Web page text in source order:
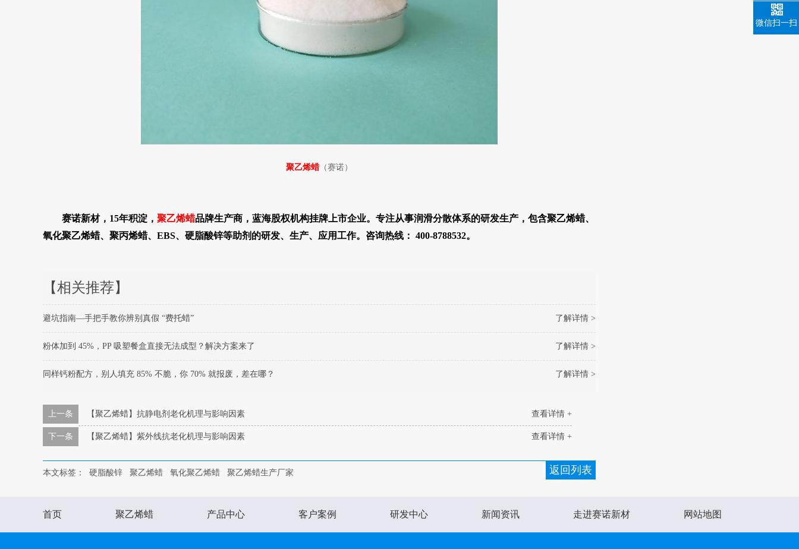
聚乙烯蜡（赛诺）
赛诺新材，15年积淀， 聚乙烯蜡品牌生产商，蓝海股权机构挂牌上市企业。专注从事润滑分散体系的研发生产，包含聚乙烯蜡、
氧化聚乙烯蜡、聚丙烯蜡、EBS、硬脂酸锌等助剂的研发、生产、应用工作。咨询热线： 400-8788532。
【相关推荐】
了解详情 >
避坑指南—手把手教你辨别真假 “费托蜡”
了解详情 >
粉体加到 45%，PP 吸塑餐盒直接无法成型？解决方案来了
了解详情 >
同样钙粉配方，别人填充 85% 不脆，你 70% 就报废，差在哪？
查看详情 +
上一条 【聚乙烯蜡】抗静电剂老化机理与影响因素
查看详情 +
下一条 【聚乙烯蜡】紫外线抗老化机理与影响因素
返回列表
本文标签： 硬脂酸锌 聚乙烯蜡 氧化聚乙烯蜡 聚乙烯蜡生产厂家
首页 聚乙烯蜡 产品中心 客户案例 研发中心 新闻资讯 走进赛诺新材 网站地图
微信扫一扫